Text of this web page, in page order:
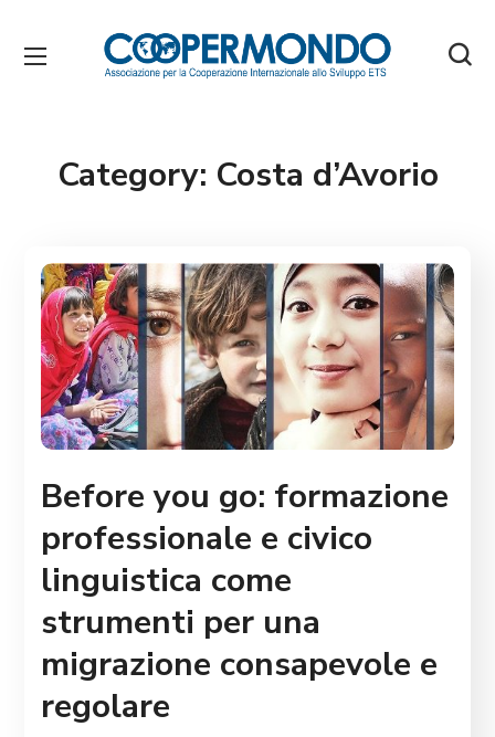
Category: Costa d’Avorio
Before you go: formazione
professionale e civico
linguistica come
strumenti per una
migrazione consapevole e
regolare